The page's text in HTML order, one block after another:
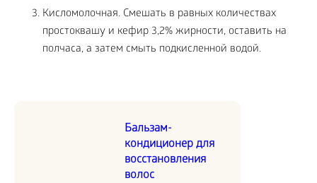
Кисломолочная. Смешать в равных количествах
простоквашу и кефир 3,2% жирности, оставить на
полчаса, а затем смыть подкисленной водой.
Бальзам-
кондиционер для
восстановления
волос